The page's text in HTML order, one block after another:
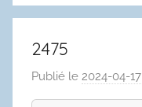
2475
Publié le 2024-04-17